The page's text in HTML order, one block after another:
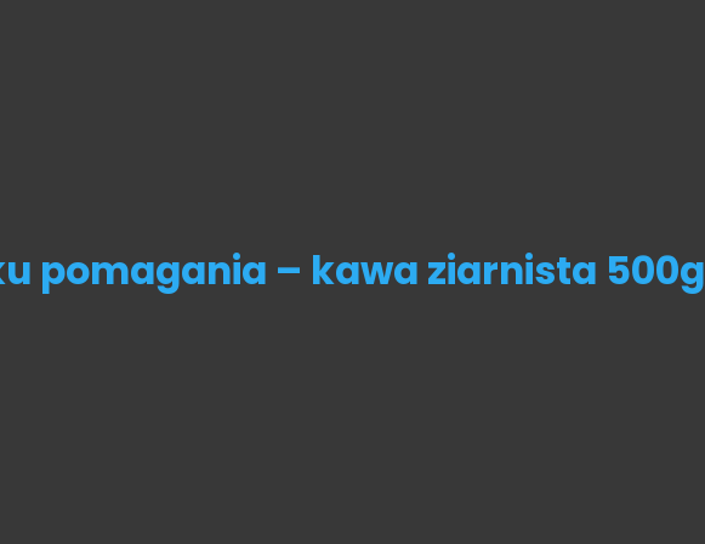
pomagania – kawa ziarnista 500g